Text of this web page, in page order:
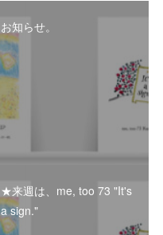
お知らせ。
★来週は、me, too 73 "It's
a sign."